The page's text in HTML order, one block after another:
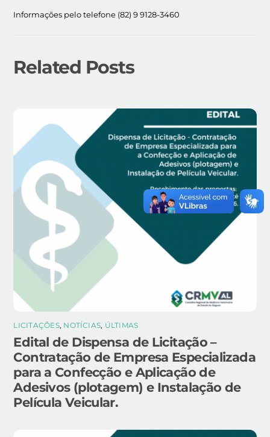
Informações pelo telefone (82) 9 9128-3460
Related Posts
LICITAÇÕES, NOTÍCIAS, ÚLTIMAS
Edital de Dispensa de Licitação –
Contratação de Empresa Especializada
para a Confecção e Aplicação de
Adesivos (plotagem) e Instalação de
Película Veicular.